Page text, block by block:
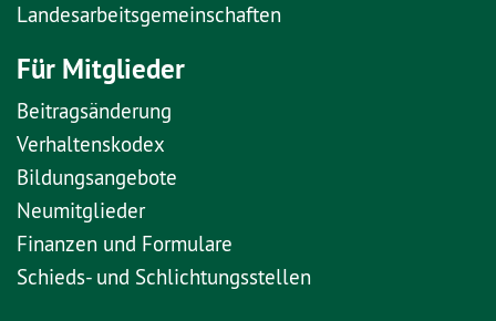
Landesarbeitsgemeinschaften
Für Mitglieder
Beitragsänderung
Verhaltenskodex
Bildungsangebote
Neumitglieder
Finanzen und Formulare
Schieds- und Schlichtungsstellen